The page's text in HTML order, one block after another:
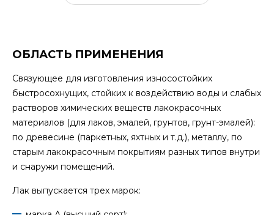
ОБЛАСТЬ ПРИМЕНЕНИЯ
Связующее для изготовления износостойких
быстросохнущих, стойких к воздействию воды и слабых
растворов химических веществ лакокрасочных
материалов (для лаков, эмалей, грунтов, грунт-эмалей):
по древесине (паркетных, яхтных и т.д.), металлу, по
старым лакокрасочным покрытиям разных типов внутри
и снаружи помещений.
Лак выпускается трех марок: